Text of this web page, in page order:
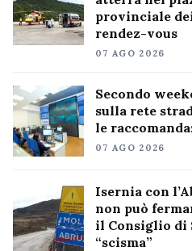
provinciale
rendez-vous
07 AGO 2026
Secondo
sulla rete
le
07 AGO 2026
Isernia con
non può
il Consiglio di
“scisma”